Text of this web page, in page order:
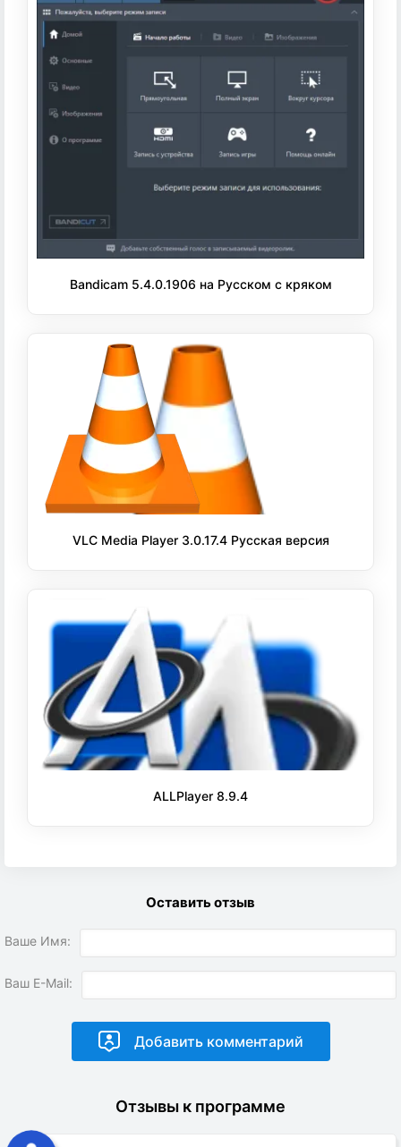
Bandicam 5.4.0.1906 на Русском с кряком
VLC Media Player 3.0.17.4 Русская версия
ALLPlayer 8.9.4
Оставить отзыв
Ваше Имя:
Ваш E-Mail:
Отзывы к программе